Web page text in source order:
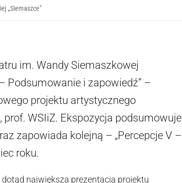
„Siemaszce”
im. Wandy Siemaszkowej
Podsumowanie i zapowiedź” –
projektu artystycznego
WSIiZ. Ekspozycja podsumowuje
zapowiada kolejną – „Percepcje V –
roku.
największa prezentacja projektu